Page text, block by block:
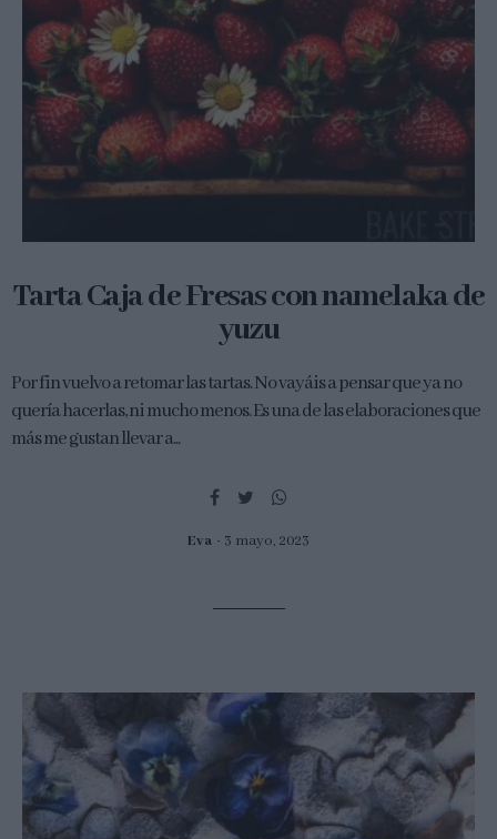
Tarta Caja de Fresas con namelaka de
yuzu
Por fin vuelvo a retomar las tartas. No vayáis a pensar que ya no
quería hacerlas, ni mucho menos. Es una de las elaboraciones que
más me gustan llevar a...
Eva 3 mayo, 2023